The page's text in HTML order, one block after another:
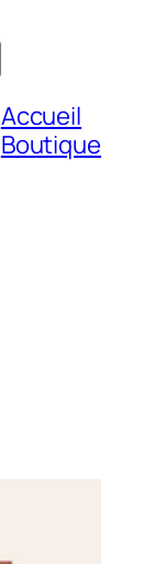
Accueil
Boutique